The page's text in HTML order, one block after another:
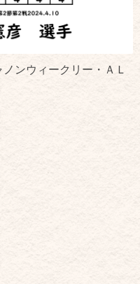
ンウィークリー・ＡＬ